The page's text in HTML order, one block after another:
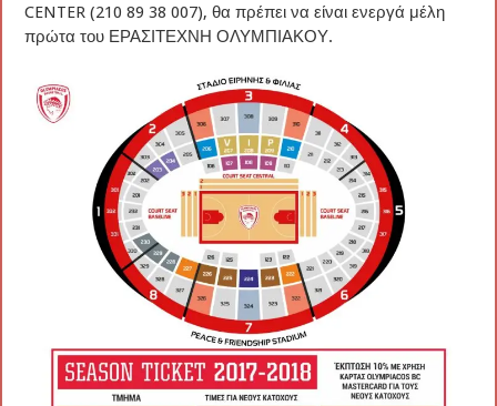
CENTER (210 89 38 007), θα πρέπει να είναι ενεργά μέλη
πρώτα του ΕΡΑΣΙΤΕΧΝΗ ΟΛΥΜΠΙΑΚΟΥ.